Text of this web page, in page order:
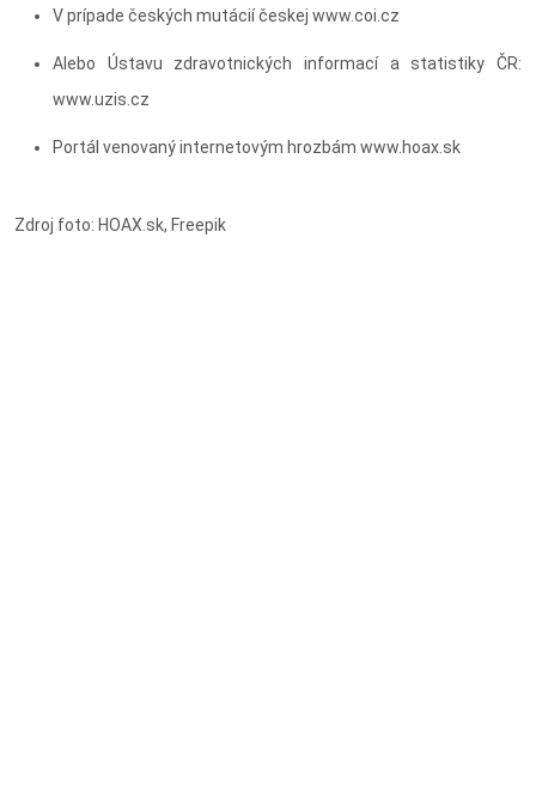
V prípade českých mutácií českej www.coi.cz
Alebo Ústavu zdravotnických informací a statistiky ČR:
www.uzis.cz
Portál venovaný internetovým hrozbám www.hoax.sk
Zdroj foto: HOAX.sk, Freepik